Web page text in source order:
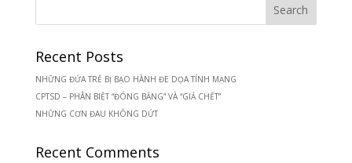
Recent Posts
NHỮNG ĐỨA TRẺ BỊ BẠO HÀNH ĐE DỌA TÍNH MẠNG
CPTSD – PHÂN BIỆT “ĐÓNG BĂNG” VÀ “GIẢ CHẾT”
NHỮNG CƠN ĐAU KHÔNG DỨT
Recent Comments